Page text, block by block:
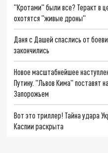
"Кротами" были все? Теракт в
охотятся "живые дроны"
Даня с Дашей спаслись от
закончились
Новое масштабнейшее
Путину. "Львов Кима" поставят
Запорожьем
Вот это триллер! Тайна удара
Каспии раскрыта